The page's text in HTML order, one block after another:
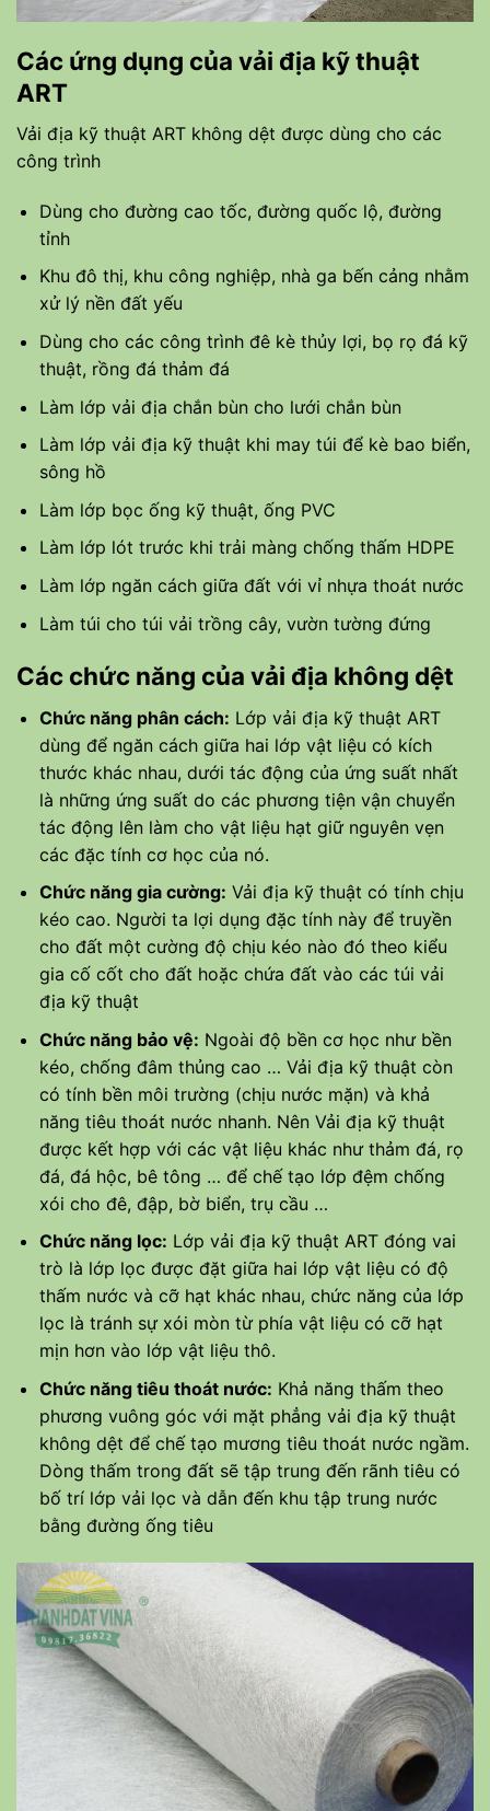
Các ứng dụng của vải địa kỹ thuật
ART
Vải địa kỹ thuật ART không dệt được dùng cho các
công trình
Dùng cho đường cao tốc, đường quốc lộ, đường
tỉnh
Khu đô thị, khu công nghiệp, nhà ga bến cảng nhằm
xử lý nền đất yếu
Dùng cho các công trình đê kè thủy lợi, bọ rọ đá kỹ
thuật, rồng đá thảm đá
Làm lớp vải địa chắn bùn cho lưới chắn bùn
Làm lớp vải địa kỹ thuật khi may túi để kè bao biển,
sông hồ
Làm lớp bọc ống kỹ thuật, ống PVC
Làm lớp lót trước khi trải màng chống thấm HDPE
Làm lớp ngăn cách giữa đất với vỉ nhựa thoát nước
Làm túi cho túi vải trồng cây, vườn tường đứng
Các chức năng của vải địa không dệt
Chức năng phân cách: Lớp vải địa kỹ thuật ART
dùng để ngăn cách giữa hai lớp vật liệu có kích
thước khác nhau, dưới tác động của ứng suất nhất
là những ứng suất do các phương tiện vận chuyển
tác động lên làm cho vật liệu hạt giữ nguyên vẹn
các đặc tính cơ học của nó.
Chức năng gia cường: Vải địa kỹ thuật có tính chịu
kéo cao. Người ta lợi dụng đặc tính này để truyền
cho đất một cường độ chịu kéo nào đó theo kiểu
gia cố cốt cho đất hoặc chứa đất vào các túi vải
địa kỹ thuật
Chức năng bảo vệ: Ngoài độ bền cơ học như bền
kéo, chống đâm thủng cao … Vải địa kỹ thuật còn
có tính bền môi trường (chịu nước mặn) và khả
năng tiêu thoát nước nhanh. Nên Vải địa kỹ thuật
được kết hợp với các vật liệu khác như thảm đá, rọ
đá, đá hộc, bê tông … để chế tạo lớp đệm chống
xói cho đê, đập, bờ biển, trụ cầu …
Chức năng lọc: Lớp vải địa kỹ thuật ART đóng vai
trò là lớp lọc được đặt giữa hai lớp vật liệu có độ
thấm nước và cỡ hạt khác nhau, chức năng của lớp
lọc là tránh sự xói mòn từ phía vật liệu có cỡ hạt
mịn hơn vào lớp vật liệu thô.
Chức năng tiêu thoát nước: Khả năng thấm theo
phương vuông góc với mặt phẳng vải địa kỹ thuật
không dệt để chế tạo mương tiêu thoát nước ngầm.
Dòng thấm trong đất sẽ tập trung đến rãnh tiêu có
bố trí lớp vải lọc và dẫn đến khu tập trung nước
bằng đường ống tiêu